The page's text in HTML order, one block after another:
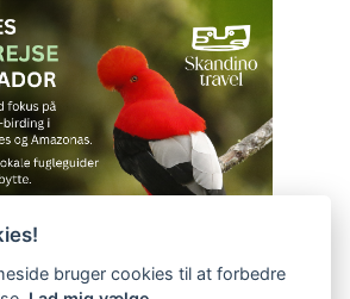
bruger cookies til at forbedre